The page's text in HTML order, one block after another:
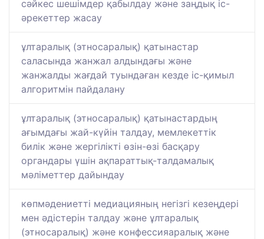
сәйкес шешімдер қабылдау және заңдық іс-
әрекеттер жасау
ұлтаралық (этносаралық) қатынастар
саласында жанжал алдындағы және
жанжалды жағдай туындаған кезде іс-қимыл
алгоритмін пайдалану
ұлтаралық (этносаралық) қатынастардың
ағымдағы жай-күйін талдау, мемлекеттік
билік және жергілікті өзін-өзі басқару
органдары үшін ақпараттық-талдамалық
мәліметтер дайындау
көпмәдениетті медиацияның негізгі кезеңдері
мен әдістерін талдау және ұлтаралық
(этносаралық) және конфессияаралық және